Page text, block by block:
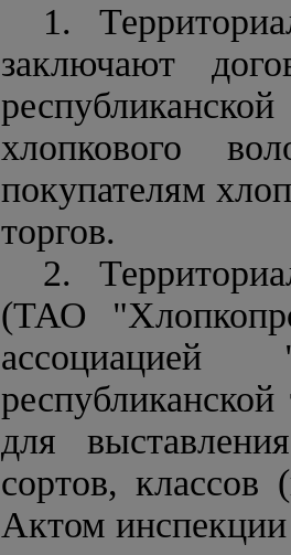
1.
заключают
хлопкового
покупателям
торгов.
2.
(ТАО
ассоциацией
для
сортов, классов
Актом